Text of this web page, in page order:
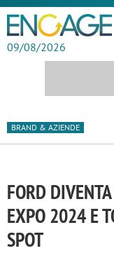
09/08/2026
BRAND & AZIENDE
FORD
EXPO 2024 E
SPOT